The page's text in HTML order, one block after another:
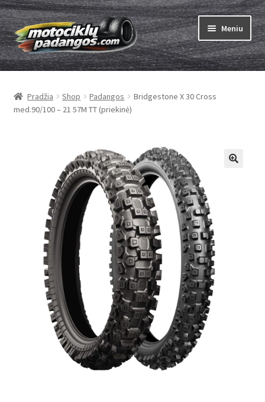
Pereiti
prie
meniu
Pereiti
prie
turinio
Meniu
Padangos
Kameros
menu
Kaip užsisakyti
Kontaktai
Pradžia Shop Padangos
Bridgestone X 30 Cross
med.90/100 – 21 57M TT (priekinė)